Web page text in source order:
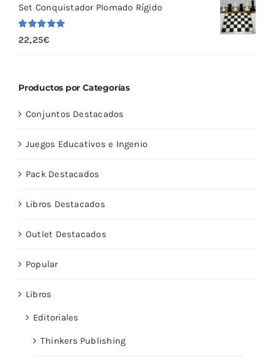
Set Conquistador Plomado Rígido
Valorado
con
5.00
22,25€
Productos por Categorías
Conjuntos Destacados
Juegos Educativos e Ingenio
Pack Destacados
Libros Destacados
Outlet Destacados
Popular
Libros
Editoriales
Thinkers Publishing